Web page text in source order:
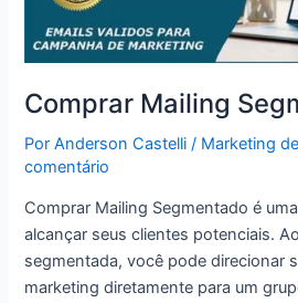
Comprar Mailing
PorAnderson Castelli/ Marketing
comentário
Comprar Mailing Segmentado é
alcançar seus clientes potenciais.
segmentada, você pode direcionar
marketing diretamente para um